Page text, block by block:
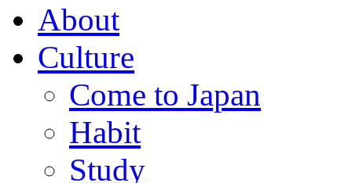
About
Culture
Come to Japan
Habit
Study